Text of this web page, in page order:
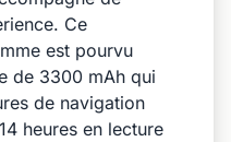
Ce
est pourvu
de 3300 mAh qui
de navigation
heures en lecture